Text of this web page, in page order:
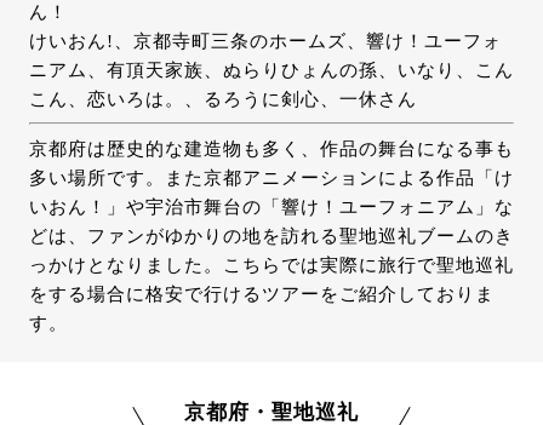
ん！
けいおん!、京都寺町三条のホームズ、響け！ユーフォ
ニアム、有頂天家族、ぬらりひょんの孫、いなり、こん
こん、恋いろは。、るろうに剣心、一休さん
京都府は歴史的な建造物も多く、作品の舞台になる事も
多い場所です。また京都アニメーションによる作品「け
いおん！」や宇治市舞台の「響け！ユーフォニアム」な
どは、ファンがゆかりの地を訪れる聖地巡礼ブームのき
っかけとなりました。こちらでは実際に旅行で聖地巡礼
をする場合に格安で行けるツアーをご紹介しておりま
す。
京都府・聖地巡礼